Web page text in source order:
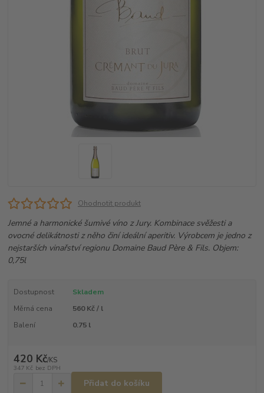
Ohodnotit produkt
Jemné a harmonické šumivé víno z Jury. Kombinace svěžesti a
ovocné delikátnosti z něho činí ideální aperitiv. Výrobcem je jedno z
nejstarších vinařství regionu Domaine Baud Père & Fils. Objem:
0,75l
Dostupnost
Skladem
Měrná cena
560 Kč / l
Balení
0.75 l
420 Kč/KS
347 Kč bez DPH
Přidat do košíku